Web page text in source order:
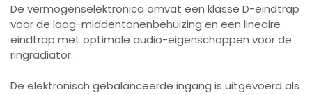
De vermogenselektronica omvat een klasse D-eindtrap
voor de laag-middentonenbehuizing en een lineaire
eindtrap met optimale audio-eigenschappen voor de
ringradiator.
De elektronisch gebalanceerde ingang is uitgevoerd als